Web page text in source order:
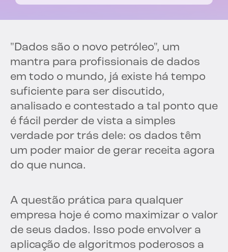
"Dados são o novo petróleo", um
mantra para profissionais de dados
em todo o mundo, já existe há tempo
suficiente para ser discutido,
analisado e contestado a tal ponto que
é fácil perder de vista a simples
verdade por trás dele: os dados têm
um poder maior de gerar receita agora
do que nunca.
A questão prática para qualquer
empresa hoje é como maximizar o valor
de seus dados. Isso pode envolver a
aplicação de algoritmos poderosos a